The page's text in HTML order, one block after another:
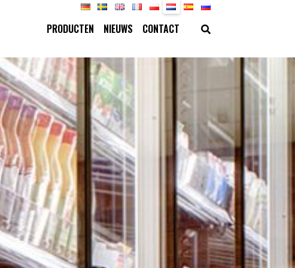
PRODUCTEN NIEUWS CONTACT